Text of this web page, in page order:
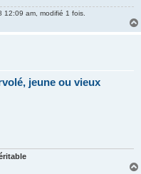
am, modifié 1 fois.
jeune ou vieux